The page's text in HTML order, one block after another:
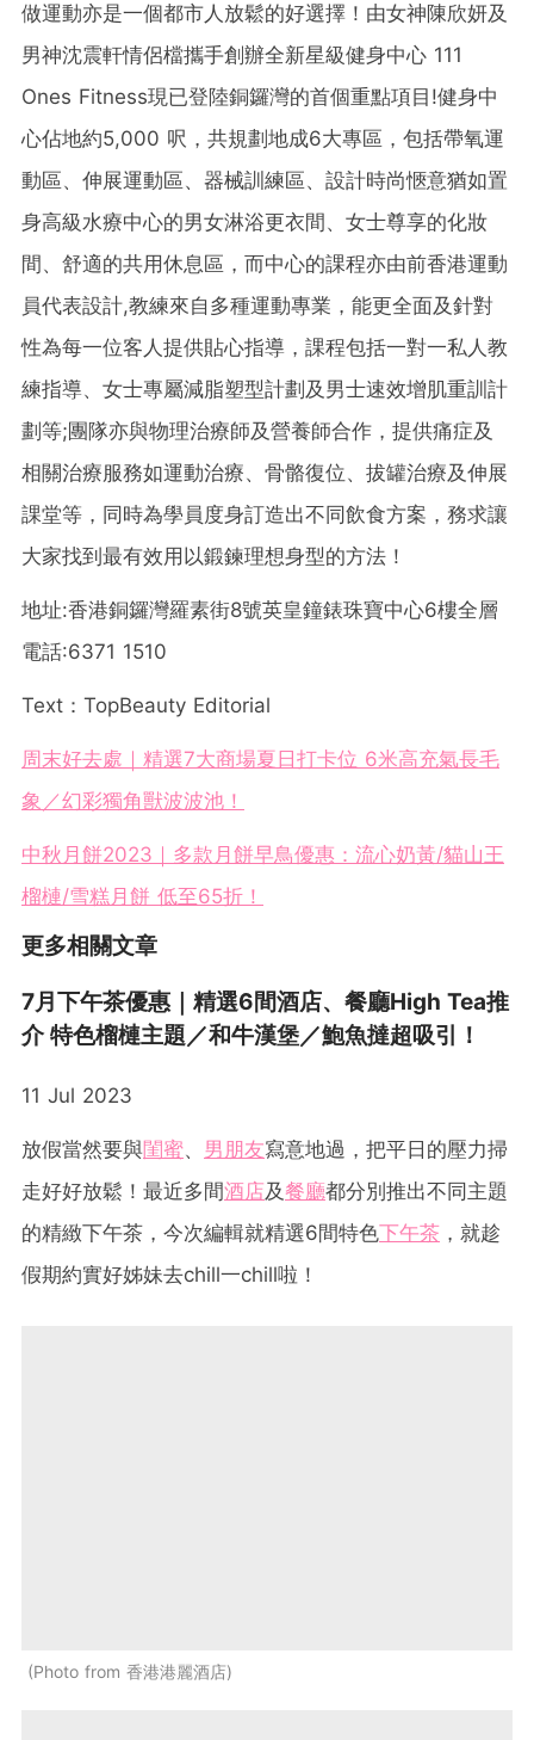
做運動亦是一個都市人放鬆的好選擇！由女神陳欣妍及
男神沈震軒情侶檔攜手創辦全新星級健身中心 111
Ones Fitness現已登陸銅鑼灣的首個重點項目!健身中
心佔地約5,000 呎，共規劃地成6大專區，包括帶氧運
動區、伸展運動區、器械訓練區、設計時尚愜意猶如置
身高級水療中心的男女淋浴更衣間、女士尊享的化妝
間、舒適的共用休息區，而中心的課程亦由前香港運動
員代表設計,教練來自多種運動專業，能更全面及針對
性為每一位客人提供貼心指導，課程包括一對一私人教
練指導、女士專屬減脂塑型計劃及男士速效增肌重訓計
劃等;團隊亦與物理治療師及營養師合作，提供痛症及
相關治療服務如運動治療、骨骼復位、拔罐治療及伸展
課堂等，同時為學員度身訂造出不同飲食方案，務求讓
大家找到最有效用以鍛鍊理想身型的方法！
地址:香港銅鑼灣羅素街8號英皇鐘錶珠寶中心6樓全層
電話:6371 1510
Text：TopBeauty Editorial
周末好去處｜精選7大商場夏日打卡位 6米高充氣長毛
象／幻彩獨角獸波波池！
中秋月餅2023｜多款月餅早鳥優惠：流心奶黃/貓山王
榴槤/雪糕月餅 低至65折！
更多相關文章
7月下午茶優惠｜精選6間酒店、餐廳High Tea推
介 特色榴槤主題／和牛漢堡／鮑魚撻超吸引！
11 Jul 2023
放假當然要與閨蜜、 男朋友寫意地過，把平日的壓力掃
走好好放鬆！最近多間酒店及餐廳都分別推出不同主題
的精緻下午茶，今次編輯就精選6間特色下午茶 ，就趁
假期約實好姊妹去chill一chill啦！
Photo from 香港港麗酒店